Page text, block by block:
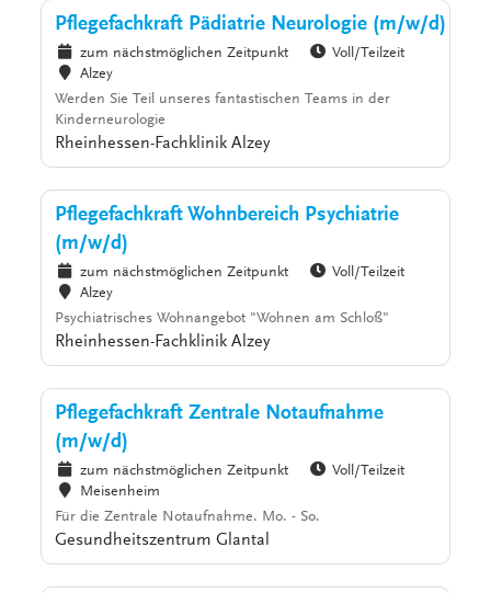
Pflegefachkraft Pädiatrie Neurologie (m/w/d)
zum nächstmöglichen Zeitpunkt
Voll/Teilzeit
Alzey
Werden Sie Teil unseres fantastischen Teams in der
Kinderneurologie
Rheinhessen-Fachklinik Alzey
Pflegefachkraft Wohnbereich Psychiatrie
(m/w/d)
zum nächstmöglichen Zeitpunkt
Voll/Teilzeit
Alzey
Psychiatrisches Wohnangebot "Wohnen am Schloß"
Rheinhessen-Fachklinik Alzey
Pflegefachkraft Zentrale Notaufnahme
(m/w/d)
zum nächstmöglichen Zeitpunkt
Voll/Teilzeit
Meisenheim
Für die Zentrale Notaufnahme. Mo. - So.
Gesundheitszentrum Glantal